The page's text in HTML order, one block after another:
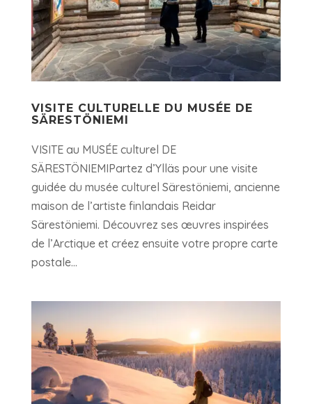
VISITE CULTURELLE DU MUSÉE DE
SÄRESTÖNIEMI
VISITE au MUSÉE culturel DE
SÄRESTÖNIEMIPartez d’Ylläs pour une visite
guidée du musée culturel Särestöniemi, ancienne
maison de l’artiste finlandais Reidar
Särestöniemi. Découvrez ses œuvres inspirées
de l’Arctique et créez ensuite votre propre carte
postale...